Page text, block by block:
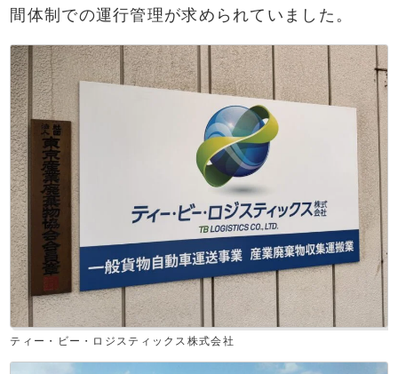
間体制での運行管理が求められていました。
ティー・ビー・ロジスティックス株式会社